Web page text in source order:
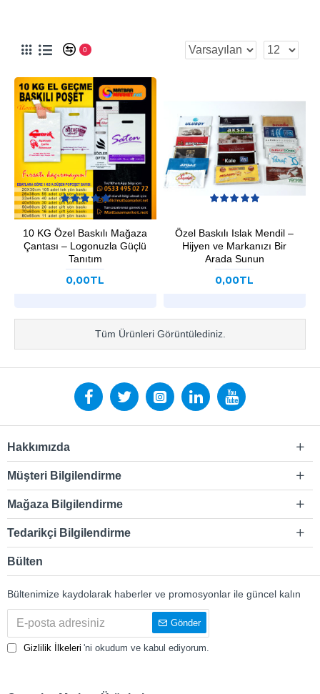
0
10 KG Özel Baskılı Mağaza
Çantası – Logonuzla Güçlü
Tanıtım
0,00TL
Özel Baskılı Islak Mendil –
Hijyen ve Markanızı Bir
Arada Sunun
0,00TL
Tüm Ürünleri Görüntülediniz.
Hakkımızda
Müşteri Bilgilendirme
Mağaza Bilgilendirme
Tedarikçi Bilgilendirme
Bülten
Bültenimize kaydolarak haberler ve promosyonlar ile güncel kalın
Gönder
Gizlilik İlkeleri 'ni okudum ve kabul ediyorum.